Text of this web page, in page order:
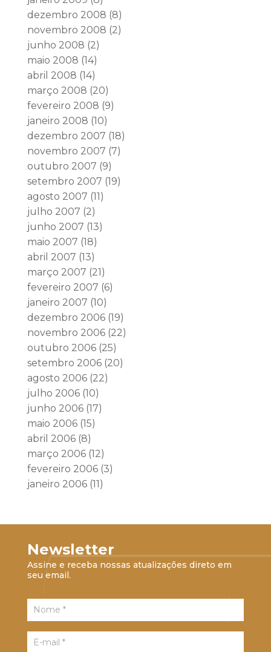
dezembro 2008 (8)
novembro 2008 (2)
junho 2008 (2)
maio 2008 (14)
abril 2008 (14)
março 2008 (20)
fevereiro 2008 (9)
janeiro 2008 (10)
dezembro 2007 (18)
novembro 2007 (7)
outubro 2007 (9)
setembro 2007 (19)
agosto 2007 (11)
julho 2007 (2)
junho 2007 (13)
maio 2007 (18)
abril 2007 (13)
março 2007 (21)
fevereiro 2007 (6)
janeiro 2007 (10)
dezembro 2006(19)
novembro 2006(22)
outubro 2006(25)
setembro 2006(20)
agosto 2006(22)
julho 2006(10)
junho 2006(17)
maio 2006(15)
abril 2006(8)
março 2006(12)
fevereiro 2006(3)
janeiro 2006(11)
Newsletter
Assine e receba nossas atualizações direto em
seu email.